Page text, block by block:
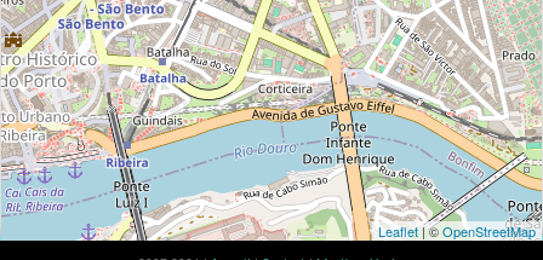
Leaflet| ©OpenStreetMap